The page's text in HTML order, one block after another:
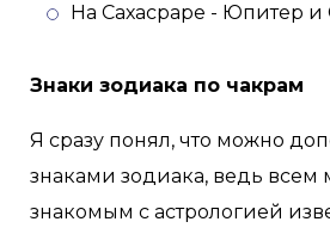
На Сахасраре - Юпитер и
Знаки зодиака по чакрам
Я сразу понял, что можно
знаками зодиака, ведь всем
знакомым с астрологией